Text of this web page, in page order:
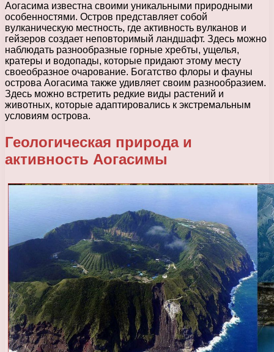
Аогасима известна своими уникальными природными
особенностями. Остров представляет собой
вулканическую местность, где активность вулканов и
гейзеров создает неповторимый ландшафт. Здесь можно
наблюдать разнообразные горные хребты, ущелья,
кратеры и водопады, которые придают этому месту
своеобразное очарование. Богатство флоры и фауны
острова Аогасима также удивляет своим разнообразием.
Здесь можно встретить редкие виды растений и
животных, которые адаптировались к экстремальным
условиям острова.
Геологическая природа и
активность Аогасимы